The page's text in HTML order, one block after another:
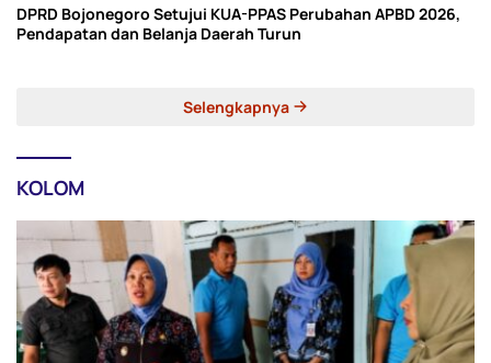
DPRD Bojonegoro Setujui KUA-PPAS Perubahan APBD 2026,
Pendapatan dan Belanja Daerah Turun
Selengkapnya
KOLOM